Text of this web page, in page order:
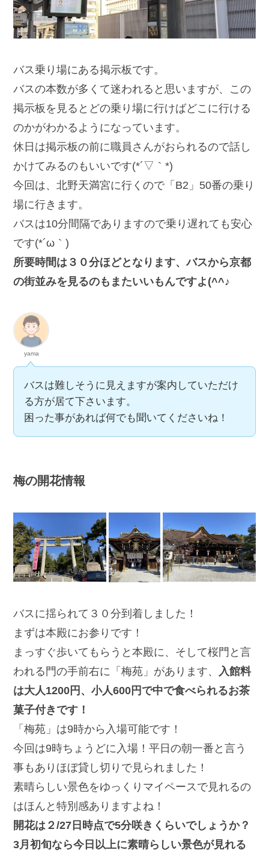
バス乗り場にある掲示板です。
バスの本数が多くて迷われると思いますが、この
掲示板を見るとどの乗り場に行けばどこに行ける
のかがわかるようになっています。
休日は掲示板の前に職員さんがおられるので話し
かけてみるのもいいです(*´▽｀*)
今回は、北野天満宮に行くので「B2」50番の乗り
場に行きます。
バスは10分間隔でありますので乗り遅れても安心
です(*´ω｀)
所要時間は３０分ほどとなります、バスから京都
の街並みを見るのもまたいいもんですよ(^^♪
yama
バスは難しそうに見えますが案内していただけ
る方が居て下さいます。
困った事があれば何でも聞いてくださいね！
梅の開花情報
バスに揺られて３０分到着しました！
まずは本殿にお参りです！
まっすぐ歩いてもらうと本殿に、そして桜門と言
われる門の手前右に「梅苑」があります、
入館料
は大人1200円、小人600円で中で食べられるお茶
菓子付きです！
「梅苑」は9時から入場可能です！
今回は9時ちょうどに入場！平日の朝一番と言う
事もありほぼ貸し切りで見られました！
素晴らしい景色をゆっくりマイペースで見れるの
はほんと特別感ありますよね！
開花は２/27日時点で5分咲きくらいでしょうか？
3月初旬なら今日以上に素晴らしい景色が見れる